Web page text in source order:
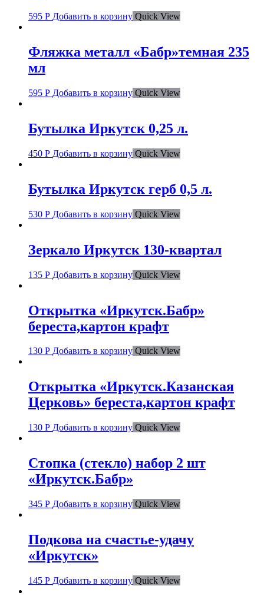
595 Р Добавить в корзину Quick View
Фляжка металл «Бабр»темная 235
мл
595 Р Добавить в корзину Quick View
Бутылка Иркутск 0,25 л.
450 Р Добавить в корзину Quick View
Бутылка Иркутск герб 0,5 л.
530 Р Добавить в корзину Quick View
Зеркало Иркутск 130-квартал
135 Р Добавить в корзину Quick View
Открытка «Иркутск.Бабр»
береста,картон крафт
130 Р Добавить в корзину Quick View
Открытка «Иркутск.Казанская
Церковь» береста,картон крафт
130 Р Добавить в корзину Quick View
Стопка (стекло) набор 2 шт
«Иркутск.Бабр»
345 Р Добавить в корзину Quick View
Подкова на счастье-удачу
«Иркутск»
145 Р Добавить в корзину Quick View